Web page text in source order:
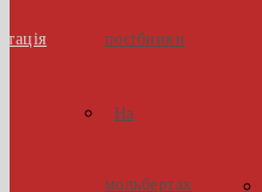
посібники
На
мольбертах